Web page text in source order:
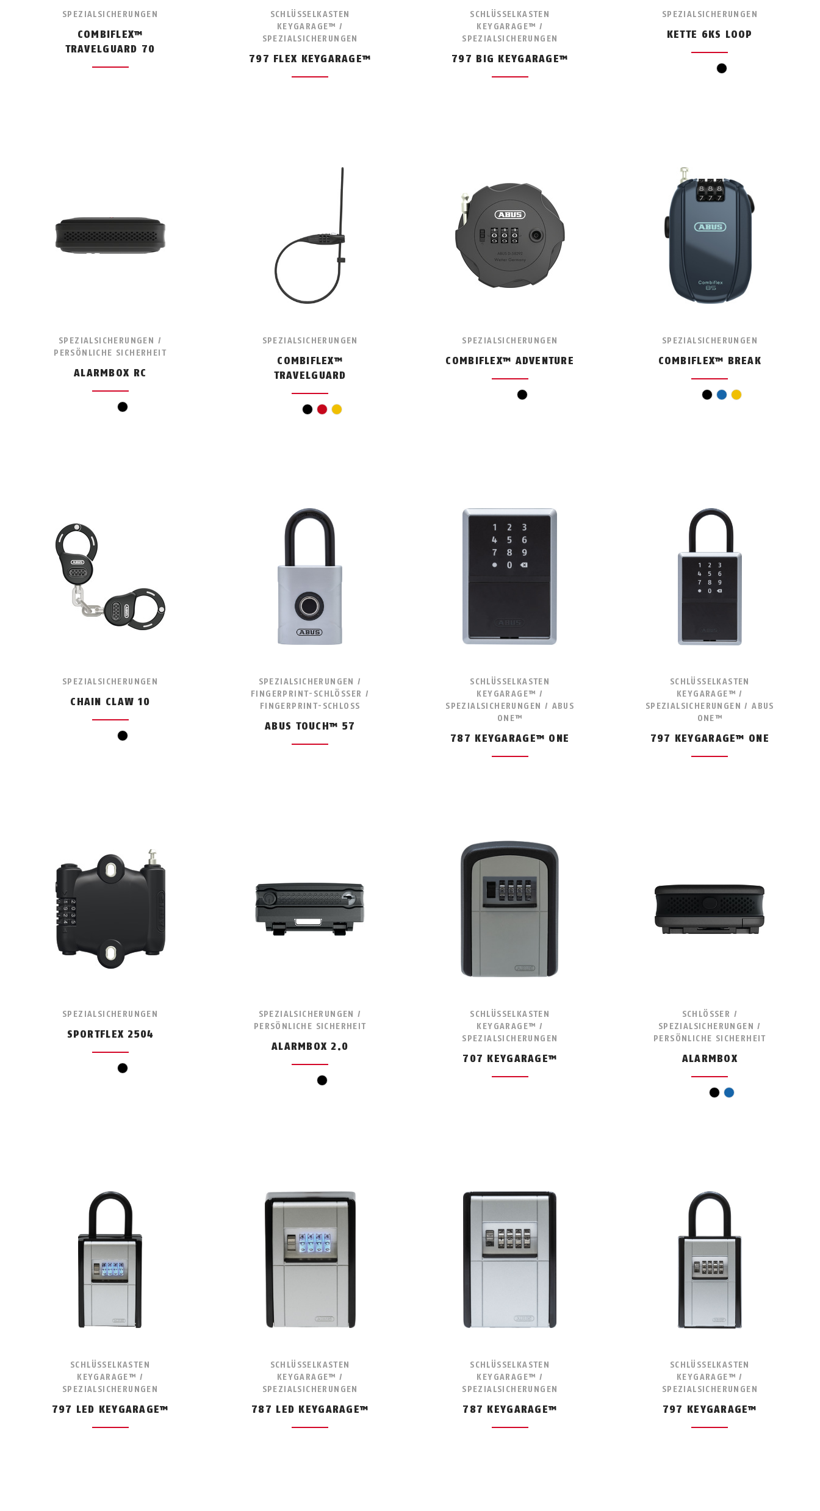
SPEZIALSICHERUNGEN
COMBIFLEX™
TRAVELGUARD 70
SCHLÜSSELKASTEN
KEYGARAGE™ /
SPEZIALSICHERUNGEN
797 FLEX KEYGARAGE™
SCHLÜSSELKASTEN
KEYGARAGE™ /
SPEZIALSICHERUNGEN
797 BIG KEYGARAGE™
SPEZIALSICHERUNGEN
KETTE 6KS LOOP
schwarz
SPEZIALSICHERUNGEN /
PERSÖNLICHE SICHERHEIT
ALARMBOX RC
schwarz
SPEZIALSICHERUNGEN
COMBIFLEX™
TRAVELGUARD
schwarz
rot gelb
SPEZIALSICHERUNGEN
COMBIFLEX™ ADVENTURE
schwarz
SPEZIALSICHERUNGEN
COMBIFLEX™ BREAK
schwarz
blaugelb
SPEZIALSICHERUNGEN
CHAIN CLAW 10
schwarz
SPEZIALSICHERUNGEN /
FINGERPRINT-SCHLÖSSER /
FINGERPRINT-SCHLOSS
ABUS TOUCH™ 57
SCHLÜSSELKASTEN
KEYGARAGE™ /
SPEZIALSICHERUNGEN / ABUS
ONE™
787 KEYGARAGE™ ONE
SCHLÜSSELKASTEN
KEYGARAGE™ /
SPEZIALSICHERUNGEN / ABUS
ONE™
797 KEYGARAGE™ ONE
SPEZIALSICHERUNGEN
SPORTFLEX 2504
schwarz
SPEZIALSICHERUNGEN /
PERSÖNLICHE SICHERHEIT
ALARMBOX 2.0
schwarz
SCHLÜSSELKASTEN
KEYGARAGE™ /
SPEZIALSICHERUNGEN
707 KEYGARAGE™
SCHLÖSSER /
SPEZIALSICHERUNGEN /
PERSÖNLICHE SICHERHEIT
ALARMBOX
schwarz
blau
SCHLÜSSELKASTEN
KEYGARAGE™ /
SPEZIALSICHERUNGEN
797 LED KEYGARAGE™
SCHLÜSSELKASTEN
KEYGARAGE™ /
SPEZIALSICHERUNGEN
787 LED KEYGARAGE™
SCHLÜSSELKASTEN
KEYGARAGE™ /
SPEZIALSICHERUNGEN
787 KEYGARAGE™
SCHLÜSSELKASTEN
KEYGARAGE™ /
SPEZIALSICHERUNGEN
797 KEYGARAGE™